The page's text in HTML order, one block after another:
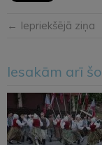
← Iepriekšējā ziņa
Iesakām arī šo